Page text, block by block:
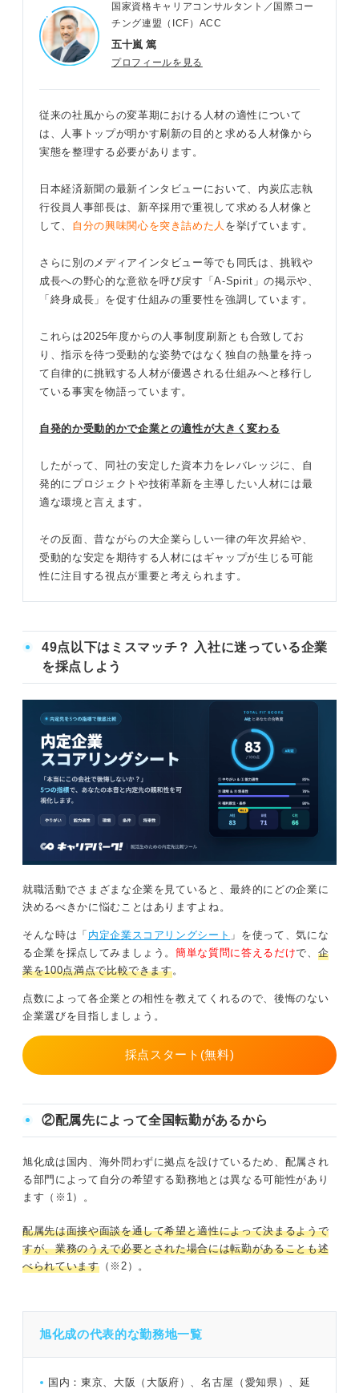
国家資格キャリアコンサルタント／国際コー
チング連盟（ICF）ACC
五十嵐 篤
プロフィールを見る
従来の社風からの変革期における人材の適性について
は、人事トップが明かす刷新の目的と求める人材像から
実態を整理する必要があります。
日本経済新聞の最新インタビューにおいて、内炭広志執
行役員人事部長は、新卒採用で重視して求める人材像と
して、 自分の興味関心を突き詰めた人 を挙げています。
さらに別のメディアインタビュー等でも同氏は、挑戦や
成長への野心的な意欲を呼び戻す「A-Spirit」の掲示や、
「終身成長」を促す仕組みの重要性を強調しています。
これらは2025年度からの人事制度刷新とも合致してお
り、指示を待つ受動的な姿勢ではなく独自の熱量を持っ
て自律的に挑戦する人材が優遇される仕組みへと移行し
ている事実を物語っています。
自発的か受動的かで企業との適性が大きく変わる
したがって、同社の安定した資本力をレバレッジに、自
発的にプロジェクトや技術革新を主導したい人材には最
適な環境と言えます。
その反面、昔ながらの大企業らしい一律の年次昇給や、
受動的な安定を期待する人材にはギャップが生じる可能
性に注目する視点が重要と考えられます。
49点以下はミスマッチ？ 入社に迷っている企業
を採点しよう
就職活動でさまざまな企業を見ていると、最終的にどの企業に
決めるべきかに悩むことはありますよね。
そんな時は「 内定企業スコアリングシート 」を使って、気にな
る企業を採点してみましょう。簡単な質問に答えるだけで、 企
業を100点満点で比較できます。
点数によって各企業との相性を教えてくれるので、後悔のない
企業選びを目指しましょう。
採点スタート(無料)
②配属先によって全国転勤があるから
旭化成は国内、海外問わずに拠点を設けているため、配属され
る部門によって自分の希望する勤務地とは異なる可能性があり
ます（※1）。
配属先は面接や面談を通して希望と適性によって決まるようで
すが、業務のうえで必要とされた場合には転勤があることも述
べられています（※2）。
旭化成の代表的な勤務地一覧
国内：東京、大阪（大阪府）、名古屋（愛知県）、延